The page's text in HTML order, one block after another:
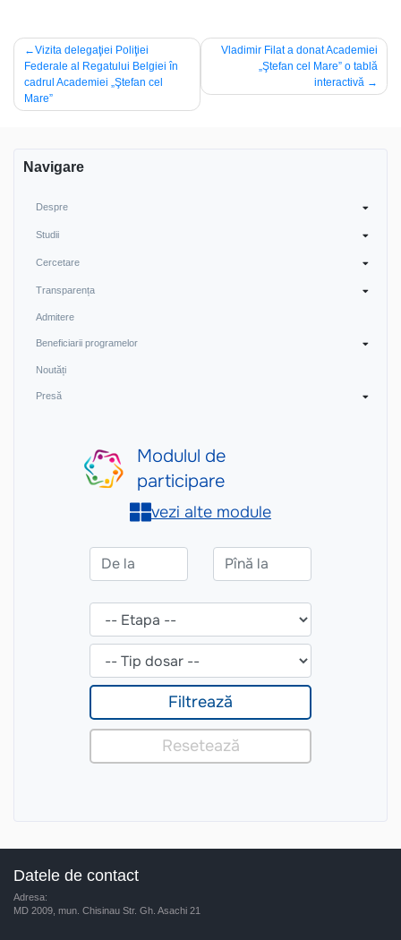
Navigare
în
articole
Vizita delegaţiei Poliţiei
Federale al Regatului Belgiei în
cadrul Academiei „Ştefan cel
Mare”
Vladimir Filat a donat Academiei
„Ştefan cel Mare” o tablă
interactivă
Navigare
Despre
Studii
Cercetare
Transparența
Admitere
Beneficiarii programelor
Noutăți
Presă
Datele de contact
Adresa:
MD 2009, mun. Chisinau Str. Gh. Asachi 21